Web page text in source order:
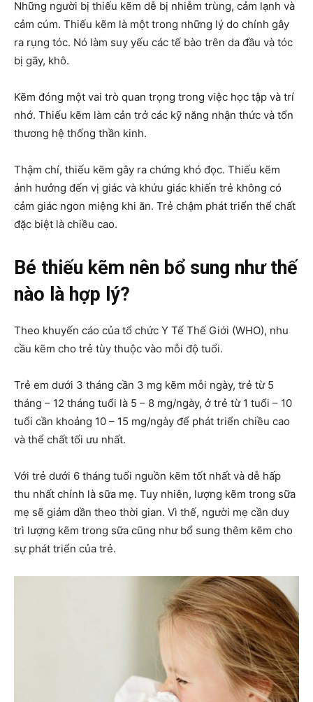
Những người bị thiếu kẽm dễ bị nhiễm trùng, cảm lạnh và
cảm cúm. Thiếu kẽm là một trong những lý do chính gây
ra rụng tóc. Nó làm suy yếu các tế bào trên da đầu và tóc
bị gãy, khô.
Kẽm đóng một vai trò quan trọng trong việc học tập và trí
nhớ. Thiếu kẽm làm cản trở các kỹ năng nhận thức và tổn
thương hệ thống thần kinh.
Thậm chí, thiếu kẽm gây ra chứng khó đọc. Thiếu kẽm
ảnh hưởng đến vị giác và khứu giác khiến trẻ không có
cảm giác ngon miệng khi ăn. Trẻ chậm phát triển thể chất
đặc biệt là chiều cao.
Bé thiếu kẽm nên bổ sung như thế
nào là hợp lý?
Theo khuyến cáo của tổ chức Y Tế Thế Giới (WHO), nhu
cầu kẽm cho trẻ tùy thuộc vào mỗi độ tuổi.
Trẻ em dưới 3 tháng cần 3 mg kẽm mỗi ngày, trẻ từ 5
tháng – 12 tháng tuổi là 5 – 8 mg/ngày, ở trẻ từ 1 tuổi – 10
tuổi cần khoảng 10 – 15 mg/ngày để phát triển chiều cao
và thể chất tối ưu nhất.
Với trẻ dưới 6 tháng tuổi nguồn kẽm tốt nhất và dễ hấp
thu nhất chính là sữa mẹ. Tuy nhiên, lượng kẽm trong sữa
mẹ sẽ giảm dần theo thời gian. Vì thế, người mẹ cần duy
trì lượng kẽm trong sữa cũng như bổ sung thêm kẽm cho
sự phát triển của trẻ.